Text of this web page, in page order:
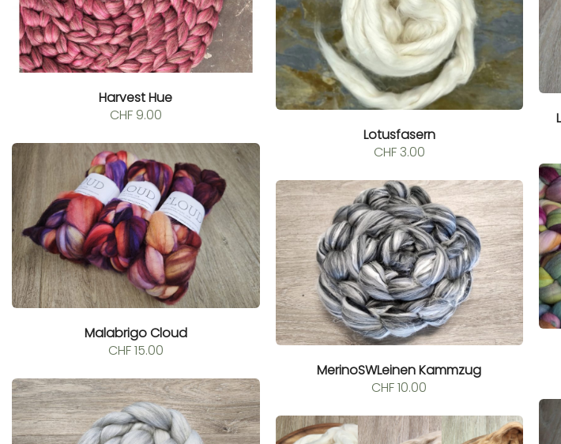
Harvest Hue
CHF9.00
Lotusfasern
CHF3.00
Malabrigo Cloud
CHF15.00
MerinoSWLeinen Kammzug
CHF10.00